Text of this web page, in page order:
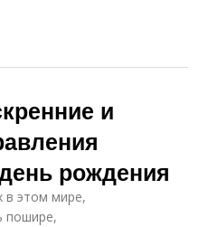
и
рождения
этом мире,
пошире,